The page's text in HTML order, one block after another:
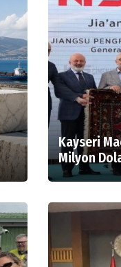
Kayseri
Milyon